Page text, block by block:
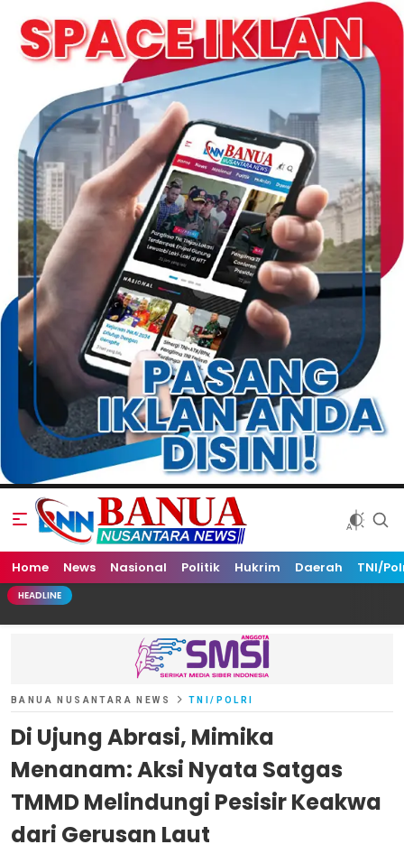
Banua Nusantara News
Home News Nasional Politik Hukrim Daerah TNI/
HEADLINE
BANUA NUSANTARA NEWS TNI/POLRI
Di Ujung Abrasi, Mimika
Menanam: Aksi Nyata Satgas
TMMD Melindungi Pesisir Keakwa
dari Gerusan Laut